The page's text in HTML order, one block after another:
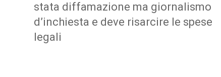
stata diffamazione ma giornalismo
d’inchiesta e deve risarcire le spese
legali